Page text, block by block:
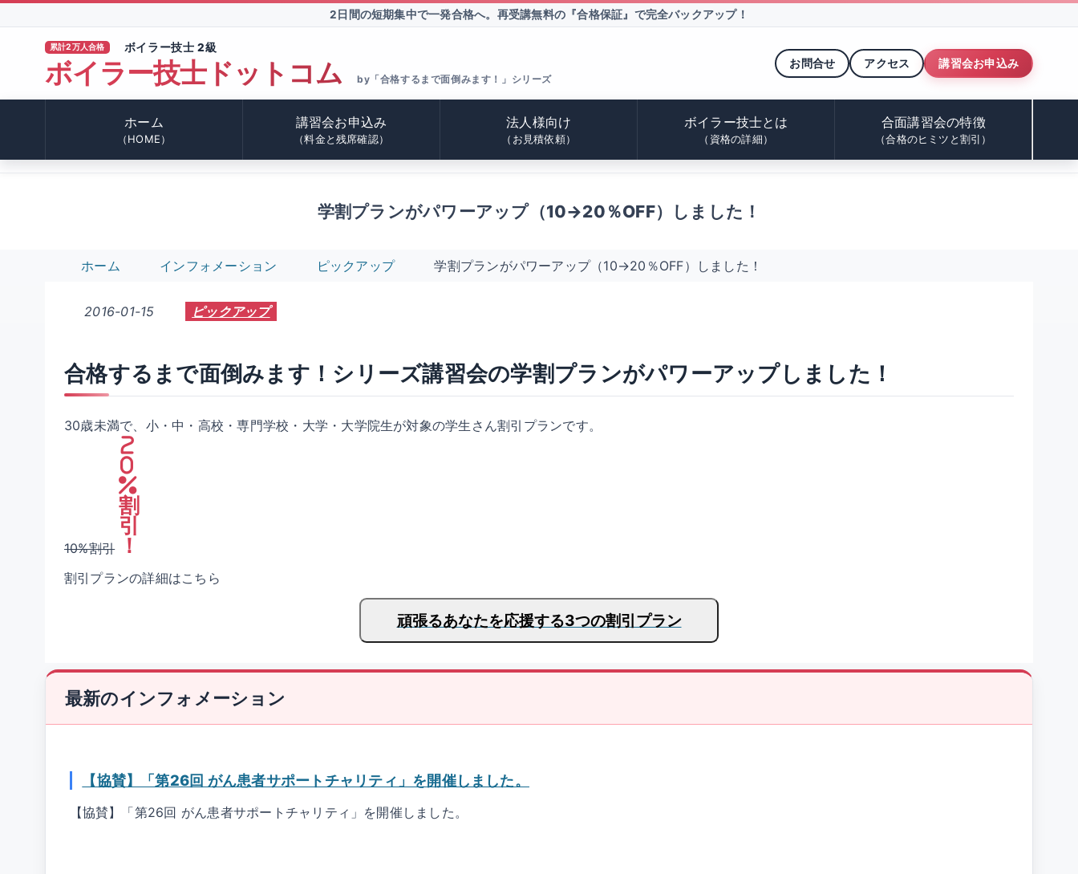
2日間の短期集中で一発合格へ。 再受講無料の『合格保証』で完全バックアップ！
累計2万人合格 ボイラー技士 2級
ボイラー技士ドットコム by「合格するまで面倒みます！」シリーズ
お問合せ アクセス 講習会お申込み
ホーム
（HOME）
講習会お申込み
（料金と残席確認）
法人様向け
（お見積依頼）
ボイラー技士とは
（資格の詳細）
合面講習会の特徴
（合格のヒミツと割引）
学割プランがパワーアップ（10→20％OFF）しました！
ホーム インフォメーション ピックアップ 学割プランがパワーアップ（10→20％OFF）しました！
2016-01-15 ピックアップ
合格するまで面倒みます！シリーズ講習会の学割プランがパワーアップしました！
30歳未満で、小・中・高校・専門学校・大学・大学院生が対象の学生さん割引プランです。
10%割引
2
0
%
割
引
！
割引プランの詳細はこちら
頑張るあなたを応援する3つの割引プラン
最新のインフォメーション
【協賛】「第26回 がん患者サポートチャリティ」を開催しました。
【協賛】「第26回 がん患者サポートチャリティ」を開催しました。